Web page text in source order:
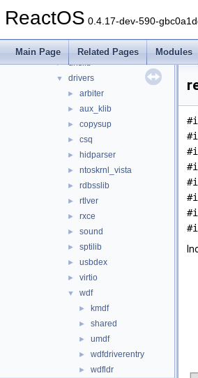
ReactOS 0.4.17-dev-590-
Main Page Related Pages Modules
► cryptlib
dmilib
► dnslib
▼ drivers
► arbiter
► aux_klib
► copysup
► csq
► hidparser
► ntoskrnl_vista
► rdbsslib
► rtlver
► rxce
► sound
► sptilib
► usbdex
► virtio
▼ wdf
► kmdf
► shared
► umdf
► wdfdriverentry
► wdfldr